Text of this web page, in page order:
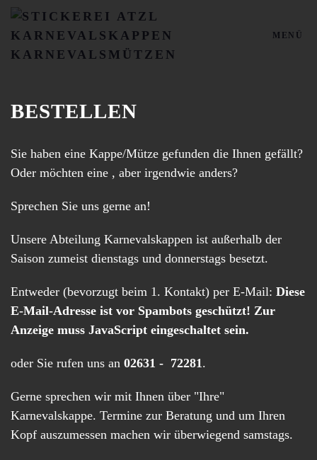
Zum Hauptinhalt springen MENÜ
BESTELLEN
Sie haben eine Kappe/Mütze gefunden die Ihnen gefällt?
Oder möchten eine , aber irgendwie anders?
Sprechen Sie uns gerne an!
Unsere Abteilung Karnevalskappen ist außerhalb der
Saison zumeist dienstags und donnerstags besetzt.
Entweder (bevorzugt beim 1. Kontakt) per E-Mail: Diese
E-Mail-Adresse ist vor Spambots geschützt! Zur
Anzeige muss JavaScript eingeschaltet sein.
oder Sie rufen uns an 02631 - 72281.
Gerne sprechen wir mit Ihnen über "Ihre"
Karnevalskappe. Termine zur Beratung und um Ihren
Kopf auszumessen machen wir überwiegend samstags.